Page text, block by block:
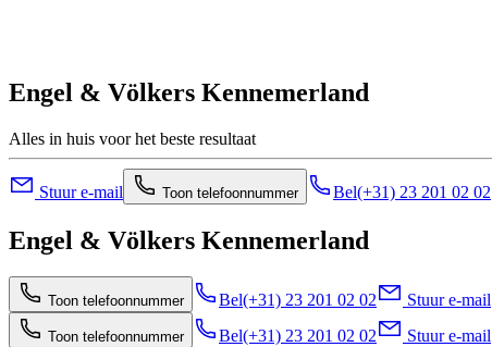
Engel & Völkers Kennemerland
Alles in huis voor het beste resultaat
Stuur e-mail Toon telefoonnummer Bel(+31) 23 201 02 02
Engel & Völkers Kennemerland
Toon telefoonnummer Bel(+31) 23 201 02 02 Stuur e-mail
Toon telefoonnummer Bel(+31) 23 201 02 02 Stuur e-mail